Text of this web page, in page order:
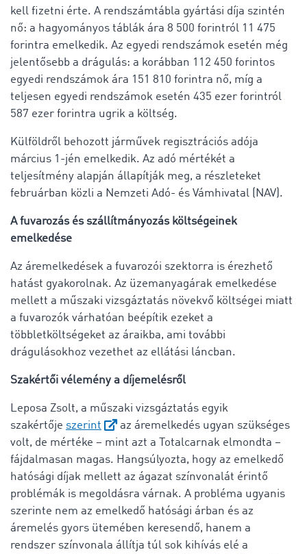
kell fizetni érte. A rendszámtábla gyártási díja szintén
nő: a hagyományos táblák ára 8 500 forintról 11 475
forintra emelkedik. Az egyedi rendszámok esetén még
jelentősebb a drágulás: a korábban 112 450 forintos
egyedi rendszámok ára 151 810 forintra nő, míg a
teljesen egyedi rendszámok esetén 435 ezer forintról
587 ezer forintra ugrik a költség.
Külföldről behozott járművek regisztrációs adója
március 1-jén emelkedik. Az adó mértékét a
teljesítmény alapján állapítják meg, a részleteket
februárban közli a Nemzeti Adó- és Vámhivatal (NAV).
A fuvarozás és szállítmányozás költségeinek
emelkedése
Az áremelkedések a fuvarozói szektorra is érezhető
hatást gyakorolnak. Az üzemanyagárak emelkedése
mellett a műszaki vizsgáztatás növekvő költségei miatt
a fuvarozók várhatóan beépítik ezeket a
többletköltségeket az áraikba, ami további
drágulásokhoz vezethet az ellátási láncban.
Szakértői vélemény a díjemelésről
Leposa Zsolt, a műszaki vizsgáztatás egyik
szakértője szerint
az áremelkedés ugyan szükséges
volt, de mértéke – mint azt a Totalcarnak elmondta –
fájdalmasan magas. Hangsúlyozta, hogy az emelkedő
hatósági díjak mellett az ágazat színvonalát érintő
problémák is megoldásra várnak. A probléma ugyanis
szerinte nem az emelkedő hatósági árban és az
áremelés gyors ütemében keresendő, hanem a
rendszer színvonala állítja túl sok kihívás elé a